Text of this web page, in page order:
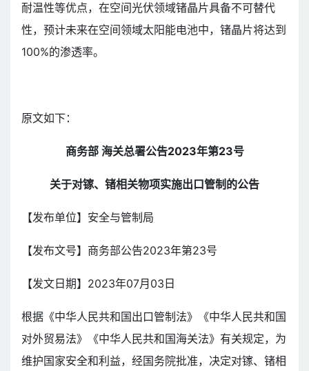
耐温性等优点，在空间光伏领域锗晶片具备不可替代
性，预计未来在空间领域太阳能电池中，锗晶片将达到
100%的渗透率。
原文如下：
商务部 海关总署公告2023年第23号
关于对镓、锗相关物项实施出口管制的公告
【发布单位】安全与管制局
【发布文号】商务部公告2023年第23号
【发文日期】2023年07月03日
根据《中华人民共和国出口管制法》《中华人民共和国
对外贸易法》《中华人民共和国海关法》有关规定，为
维护国家安全和利益，经国务院批准，决定对镓、锗相